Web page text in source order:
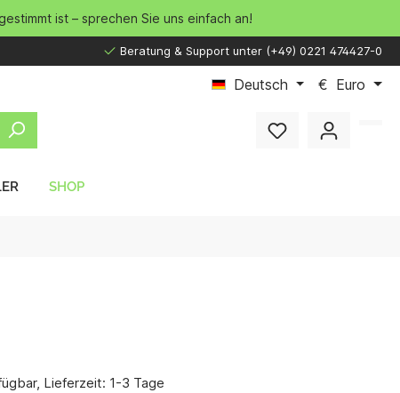
ist – sprechen Sie uns einfach an!
Beratung & Support unter (+49) 0221 474427-0
Deutsch € Euro
SHOP
Lieferzeit: 1-3 Tage